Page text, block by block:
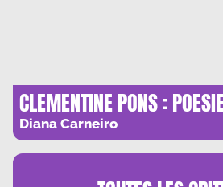
CLEMENTINE PONS :
Diana Carneiro